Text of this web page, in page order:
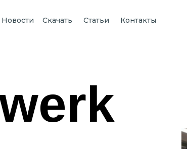
Новости Статьи Контакты
Скачать